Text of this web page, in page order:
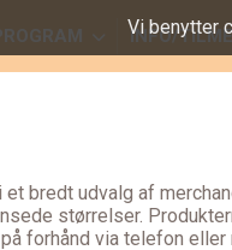
Vi benytter
INFO/
bredt udvalg af
størrelser.
forhånd via telefon eller